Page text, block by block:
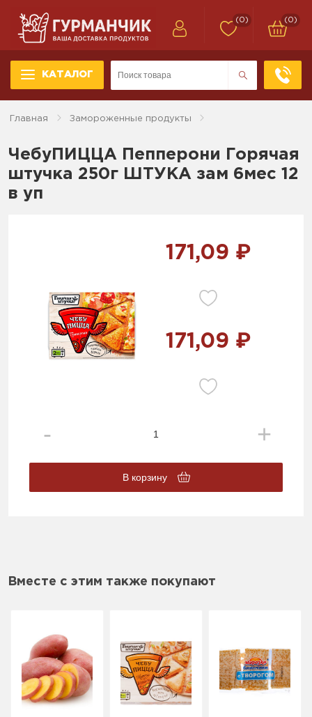
КАТАЛОГ
(0) (0)
Главная Замороженные продукты
ЧебуПИЦЦА Пепперони Горячая
штучка 250г ШТУКА зам 6мес 12
в уп
171,09 ₽
171,09 ₽
В корзину
Вместе с этим также покупают